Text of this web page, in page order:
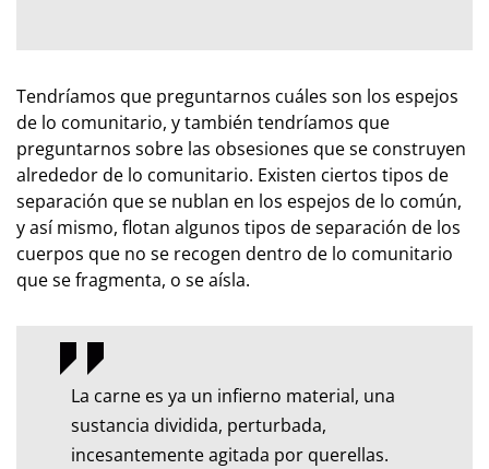
Tendríamos que preguntarnos cuáles son los espejos
de lo comunitario, y también tendríamos que
preguntarnos sobre las obsesiones que se construyen
alrededor de lo comunitario. Existen ciertos tipos de
separación que se nublan en los espejos de lo común,
y así mismo, flotan algunos tipos de separación de los
cuerpos que no se recogen dentro de lo comunitario
que se fragmenta, o se aísla.
La carne es ya un infierno material, una
sustancia dividida, perturbada,
incesantemente agitada por querellas.